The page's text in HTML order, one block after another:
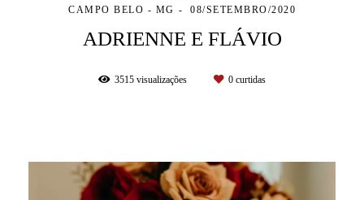
CAMPO BELO - MG
08/SETEMBRO/2020
ADRIENNE E FLÁVIO
3515 visualizações 0 curtidas